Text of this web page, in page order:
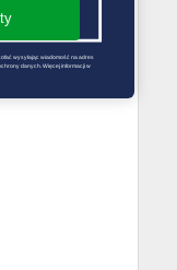
wysyłając wiadomość na adres
danych. Więcej informacji w